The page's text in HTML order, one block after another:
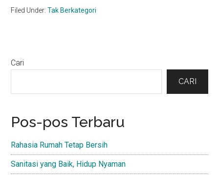
Filed Under:Tak Berkategori
Primary
Cari
CARI
Pos-pos Terbaru
Rahasia Rumah Tetap Bersih
Sanitasi yang Baik, Hidup Nyaman